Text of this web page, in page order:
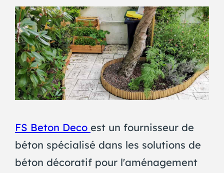
FS Beton Deco est un fournisseur de
béton spécialisé dans les solutions de
béton décoratif pour l'aménagement